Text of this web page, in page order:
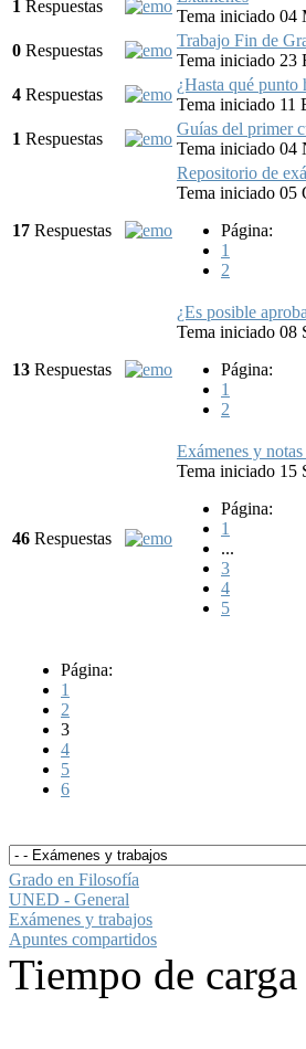
1 Respuestas
Tema iniciado 04
0 Respuestas
Trabajo Fin de
Tema iniciado 23
4 Respuestas
¿Hasta qué punto
Tema iniciado 11
1 Respuestas
Guías del primer
Tema iniciado 04
17 Respuestas
Repositorio de
Tema iniciado 05
Página:
1
2
13 Respuestas
¿Es posible
Tema iniciado 08
Página:
1
2
46 Respuestas
Exámenes y
Tema iniciado 15
Página:
1
...
3
4
5
Página:
1
2
3
4
5
6
Grado en Filosofía
UNED - General
Exámenes y trabajos
Apuntes compartidos
Tiempo de